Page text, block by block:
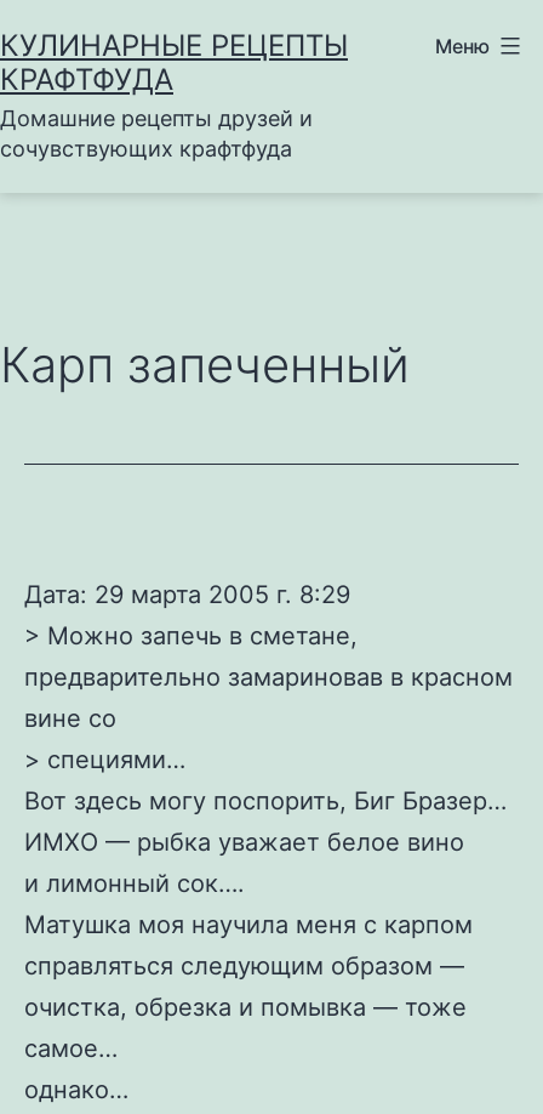
к
содержимому
КУЛИНАРНЫЕ РЕЦЕПТЫ
КРАФТФУДА
Домашние рецепты друзей и
сочувствующих крафтфуда
Меню
Карп запеченный
Дата: 29 марта 2005 г. 8:29
> Можно запечь в сметане,
предварительно замариновав в красном
вине со
> специями…
Вот здесь могу поспорить, Биг Бразер…
ИМХО — рыбка уважает белое вино
и лимонный сок….
Матушка моя научила меня с карпом
справляться следующим образом —
очистка, обрезка и помывка — тоже
самое…
однако…